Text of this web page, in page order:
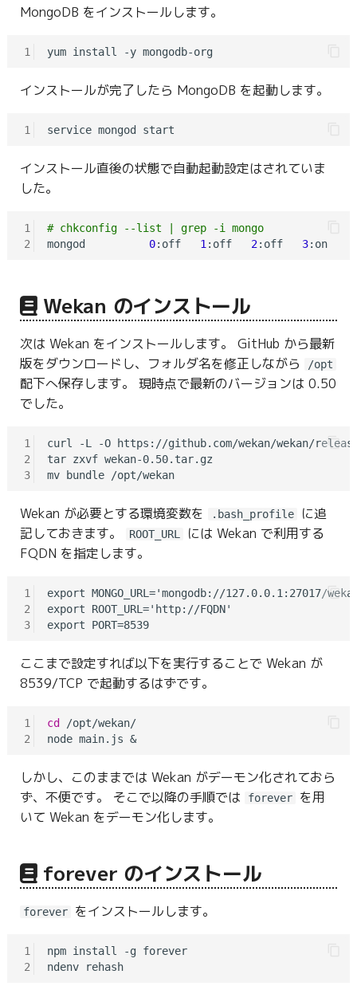
MongoDB をインストールします。
1 yum install -y mongodb-org
インストールが完了したら MongoDB を起動します。
1
インストール直後の状態で自動起動設定はされていま
した。
1
2
# chkconfig --list | grep -i mongo
mongod 0:off 1 :off 2:off 3:on
Wekan のインストール
次は Wekan をインストールします。 GitHub から最新
版をダウンロードし、フォルダ名を修正しながら
/opt
配下へ保存します。 現時点で最新のバージョンは 0.50
でした。
1
2
3
curl -L -O https://github.com/wekan/wekan/
tar zxvf wekan-0.50.tar.gz
mv bundle /opt/wekan
Wekan が必要とする環境変数を .bash_profile
に追
記しておきます。
ROOT_URL
には Wekan で利用する
FQDN を指定します。
1
2
3
export MONGO_URL='mongodb://127.0.0.1:27017/
export ROOT_URL='http://FQDN'
export PORT=8539
ここまで設定すれば以下を実行することで Wekan が
8539/TCP で起動するはずです。
1
2
cd
/opt/wekan/
node main.js &
しかし、このままでは Wekan がデーモン化されておら
ず、不便です。 そこで以降の手順では
forever
を用
いて Wekan をデーモン化します。
forever のインストール
forever をインストールします。
1
2
npm install -g forever
ndenv rehash